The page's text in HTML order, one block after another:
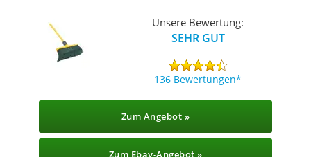
Unsere Bewertung:
SEHR GUT
136 Bewertungen
Zum Angebot »
Zum Ebay-Angebot »